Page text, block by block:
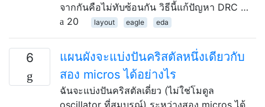
จากกันคือไม่ทับซ้อนกัน วิธีนี้แก้ปัญหา DRC …
20
layout eagle eda
6
แผนผังจะแบ่งปันคริสตัลหนึ่งเดียวกับ
สอง micros ได้อย่างไร
ฉันจะแบ่งปันคริสตัลเดี่ยว (ไม่ใช่โมดูล
oscillator ที่สมบูรณ์) ระหว่างสอง micros ได้